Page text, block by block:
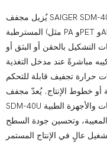
يُزيل مجفف SAIGER SDM-40U الرطوبة من الراتنجات الحرارية
المسترطبة (مثل PA وPET وABS وPC وPBT) قبل المعالجة لضمان جودة
التشكيل بالحقن أو البثق أو
مباشرةً عند مدخل التغذية
حرارة تجفيف قابلة للتحكم
أو خطوط الإنتاج. يُعدّ مجفف
SDM-40U مثاليًا لمصنعي السيارات والإلكترونيات والأجهزة الطبية
وتحسين جودة السطح